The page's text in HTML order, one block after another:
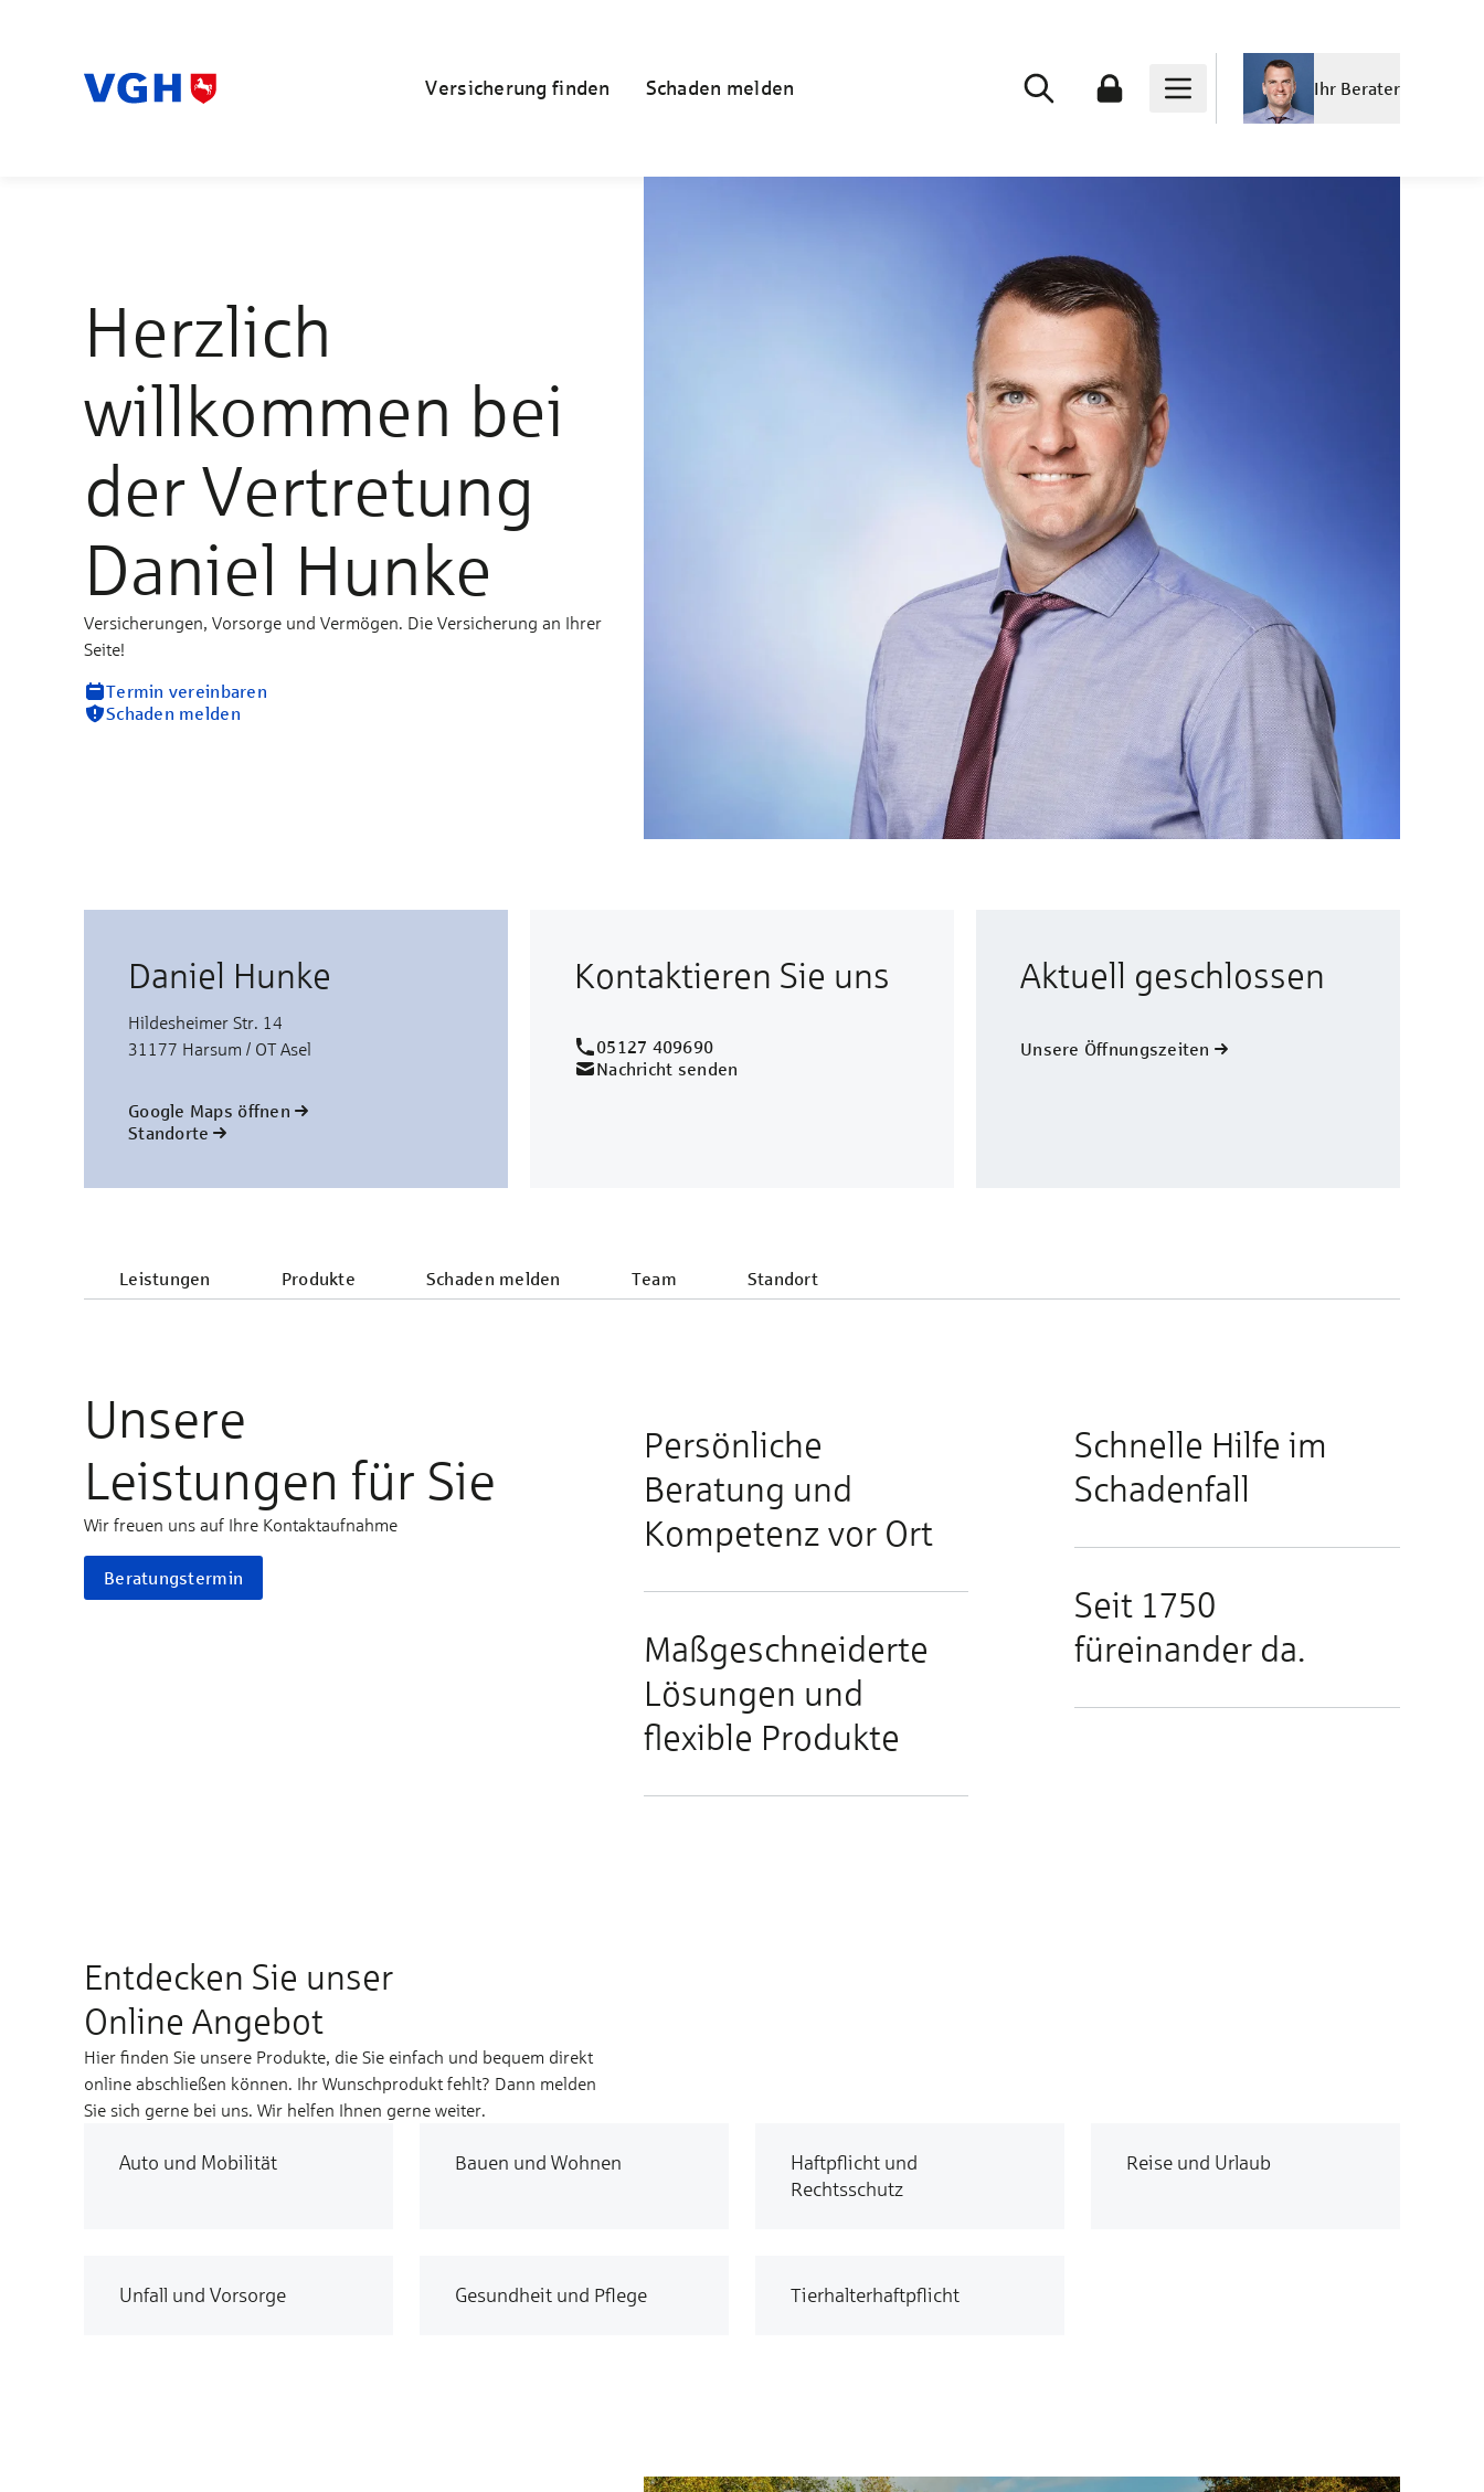
Versicherung finden Schaden melden Ihr Berater
Herzlich
willkommen bei
der Vertretung
Daniel Hunke
Versicherungen, Vorsorge und Vermögen. Die Versicherung an Ihrer
Seite!
Termin vereinbaren
Schaden melden
Daniel Hunke
Hildesheimer Str. 14
31177 Harsum / OT Asel
Google Maps öffnen
Standorte
Kontaktieren Sie uns
05127 409690
Nachricht senden
Aktuell geschlossen
Unsere Öffnungszeiten
Leistungen Produkte Schaden melden Team Standort
Unsere
Leistungen für Sie
Wir freuen uns auf Ihre Kontaktaufnahme
Beratungstermin
Persönliche
Beratung und
Kompetenz vor Ort
Maßgeschneiderte
Lösungen und
flexible Produkte
Schnelle Hilfe im
Schadenfall
Seit 1750
füreinander da.
Entdecken Sie unser
Online Angebot
Hier finden Sie unsere Produkte, die Sie einfach und bequem direkt
online abschließen können. Ihr Wunschprodukt fehlt? Dann melden
Sie sich gerne bei uns. Wir helfen Ihnen gerne weiter.
Auto und Mobilität Bauen und Wohnen
Haftpflicht und
Rechtsschutz
Reise und Urlaub
Unfall und Vorsorge Gesundheit und Pflege Tierhalterhaftpflicht